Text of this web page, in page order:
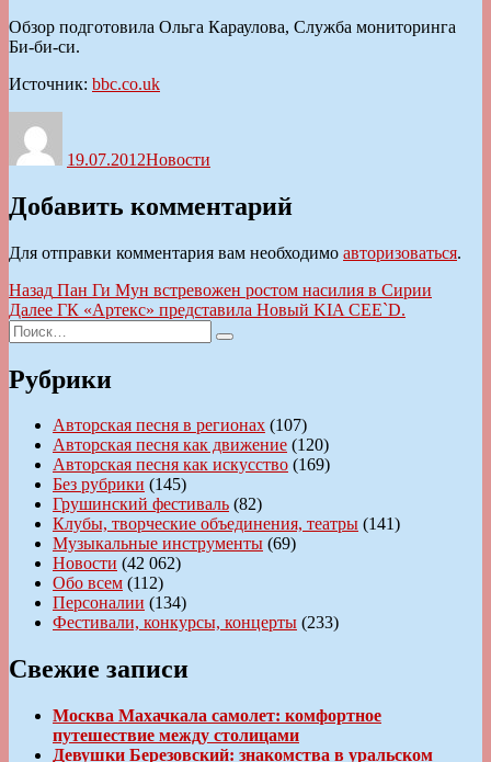
Обзор подготовила Ольга Караулова, Служба мониторинга
Би-би-си.
Источник: bbc.co.uk
19.07.2012Новости
Добавить комментарий
Для отправки комментария вам необходимо авторизоваться.
Навигация
по
записям
Назад Предыдущая
запись:
Пан Ги Мун встревожен ростом насилия в Сирии
Далее Следующая
ГК «Артекс» представила Новый KIA CEE`D.
Искать:
Поиск
Рубрики
Авторская песня в регионах (107)
Авторская песня как движение (120)
Авторская песня как искусство (169)
Без рубрики (145)
Грушинский фестиваль (82)
Клубы, творческие объединения, театры (141)
Музыкальные инструменты (69)
Новости (42 062)
Обо всем (112)
Персоналии (134)
Фестивали, конкурсы, концерты (233)
Свежие записи
Москва Махачкала самолет: комфортное
путешествие между столицами
Девушки Березовский: знакомства в уральском